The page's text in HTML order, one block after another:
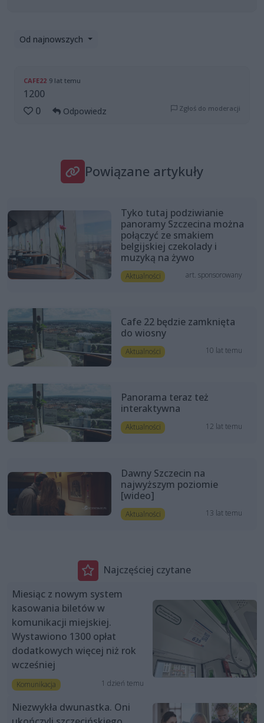
Od najnowszych
CAFE22 9 lat temu
1200
0
Odpowiedz Zgłoś do moderacji
Powiązane artykuły
Tyko tutaj podziwianie
panoramy Szczecina można
połączyć ze smakiem
belgijskiej czekolady i
muzyką na żywo
Aktualności art. sponsorowany
Cafe 22 będzie zamknięta
do wiosny
Aktualności 10 lat temu
Panorama teraz też
interaktywna
Aktualności 12 lat temu
Dawny Szczecin na
najwyższym poziomie
[wideo]
Aktualności 13 lat temu
Najczęściej czytane
Miesiąc z nowym system
kasowania biletów w
komunikacji miejskiej.
Wystawiono 1300 opłat
dodatkowych więcej niż rok
wcześniej
Komunikacja 1 dzień temu
Niezwykła dwunastka. Oni